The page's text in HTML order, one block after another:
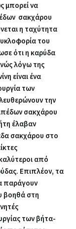
μπορεί να
σακχάρου
η ταχύτητα
του
ότι η καρύδα
λόγω της
είναι ένα
των
την
σακχάρου
έλαβαν
σακχάρου στο
από
Επιπλέον, τα
παράγουν
βοηθά στη
των βήτα-